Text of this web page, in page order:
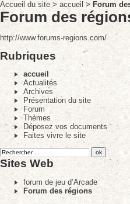
Accueil du site > accueil > Forum
Forum des
http://www.forums-regions.com/
Rubriques
accueil
Actualités
Archives
Présentation du site
Forum
Thèmes
Déposez vos documents
Faites vivre le site
Sites Web
forum de jeu d’Arcade
Forum des régions